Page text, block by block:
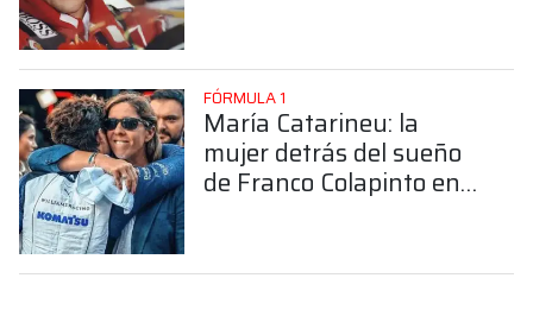
FÓRMULA 1
María Catarineu: la
mujer detrás del sueño
de Franco Colapinto en